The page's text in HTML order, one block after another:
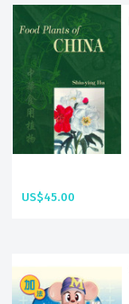
US$45.00